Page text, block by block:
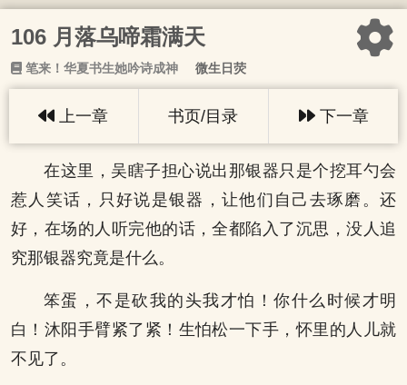
106 月落乌啼霜满天
笔来！华夏书生她吟诗成神 微生日荧
上一章 书页/目录 下一章
在这里，吴瞎子担心说出那银器只是个挖耳勺会
惹人笑话，只好说是银器，让他们自己去琢磨。还
好，在场的人听完他的话，全都陷入了沉思，没人追
究那银器究竟是什么。
笨蛋，不是砍我的头我才怕！你什么时候才明
白！沐阳手臂紧了紧！生怕松一下手，怀里的人儿就
不见了。